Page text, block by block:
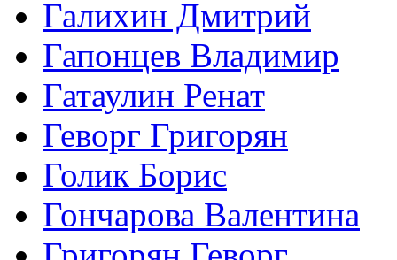
Галихин Дмитрий
Гапонцев Владимир
Гатаулин Ренат
Геворг Григорян
Голик Борис
Гончарова Валентина